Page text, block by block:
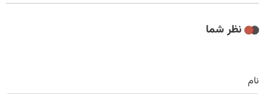
نظر شما
نام